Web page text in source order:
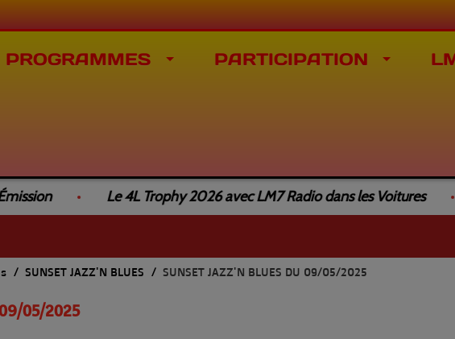
PROGRAMMES PARTICIPATION
Le 4L Trophy 2026 avec LM7 Radio dans les Voitures
SUNSET JAZZ'N BLUES SUNSET JAZZ'N BLUES DU 09/05/2025
09/05/2025